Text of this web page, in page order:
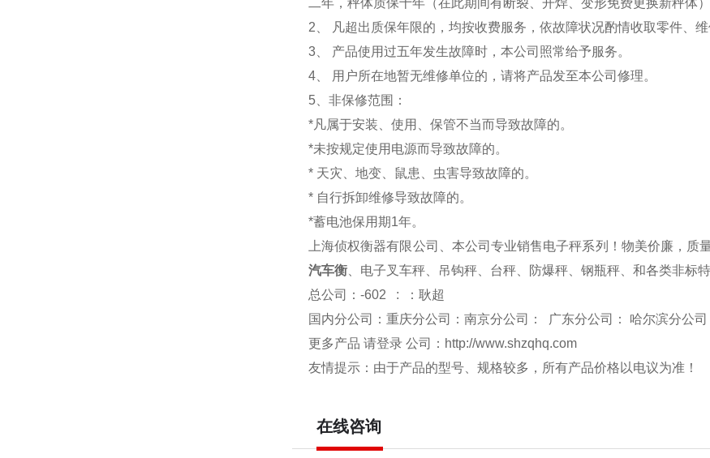
二年，秤体质保十年（在此期间有断裂、开焊、变形免费更换新秤体）
2、 凡超出质保年限的，均按收费服务，依故障状况酌情收取零件、维
3、 产品使用过五年发生故障时，本公司照常给予服务。
4、 用户所在地暂无维修单位的，请将产品发至本公司修理。
5、非保修范围：
*凡属于安装、使用、保管不当而导致故障的。
*未按规定使用电源而导致故障的。
* 天灾、地变、鼠患、虫害导致故障的。
* 自行拆卸维修导致故障的。
*蓄电池保用期1年。
上海侦权衡器有限公司、本公司专业销售电子秤系列！物美价廉，质
汽车衡 、电子叉车秤、吊钩秤、台秤、防爆秤、钢瓶秤、和各类非标
总公司
：-602 : ：耿超
国内分公司：重庆分公司：南京分公司： 广东分公司： 哈尔滨分公司
更多产品 请登录 公司： http://www.shzqhq.com
友情提示：由于产品的型号、规格较多，所有产品价格以电议为准！
在线咨询